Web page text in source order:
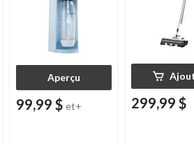
Aperçu
99,99 $ et+ 299,99 $